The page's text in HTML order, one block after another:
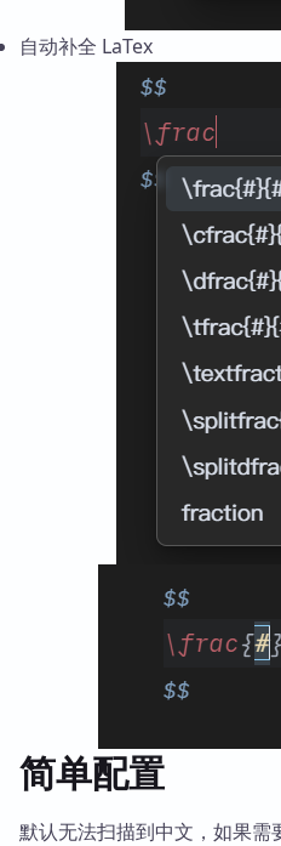
自动补全 LaTex
简单配置
默认无法扫描到中文，如果